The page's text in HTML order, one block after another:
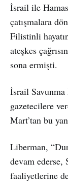
İsrail ile
çatışmalara
Filistinli
ateşkes
sona ermişti.
İsrail
gazetecilere
Mart’tan bu
Liberman,
devam ederse,
faaliyetlerine